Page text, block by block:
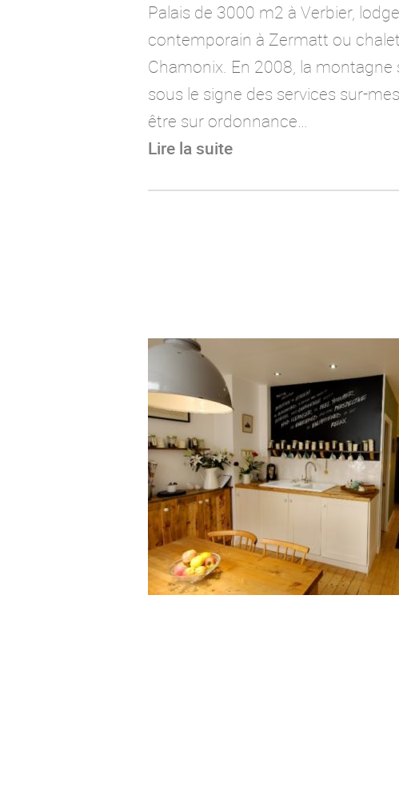
Palais de 3000 m2 à Verbier, lodge
contemporain à Zermatt ou
Chamonix. En 2008, la montagne
sous le signe des services sur-
être sur ordonnance…
Lire la suite